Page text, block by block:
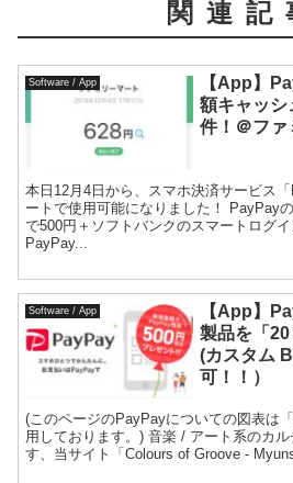
関連記
Software / App
【App】
額キャッシ
件！＠ファ
本日12月4日から、スマホ決済サービス
ートで使用可能になりました！ PayPay
で500円＋ソフトバンクのスマートログ
PayPay...
Software / App
【App】
製品を「
(カスタム
可！！）
(このページのPayPayについての図表は
用しております。) 音楽 / アート系のカ
す、当サイト「Colours of Groove -